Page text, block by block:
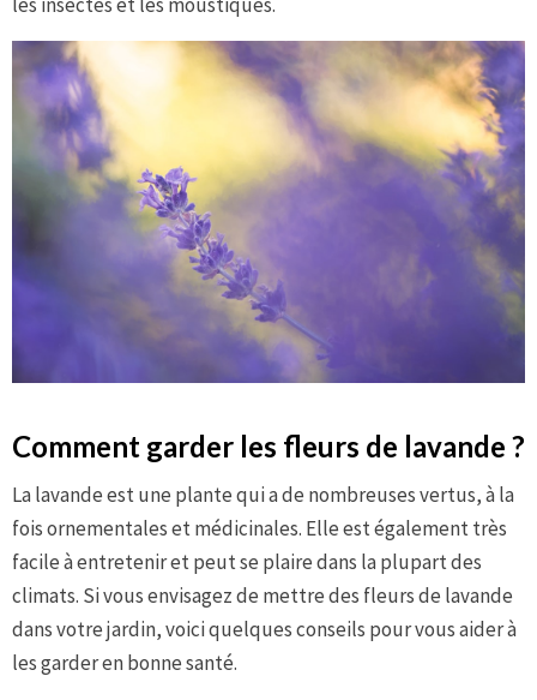
Comment garder les fleurs de lavande ?
La lavande est une plante qui a de nombreuses vertus, à la
fois ornementales et médicinales. Elle est également très
facile à entretenir et peut se plaire dans la plupart des
climats. Si vous envisagez de mettre des fleurs de lavande
dans votre jardin, voici quelques conseils pour vous aider à
les garder en bonne santé.